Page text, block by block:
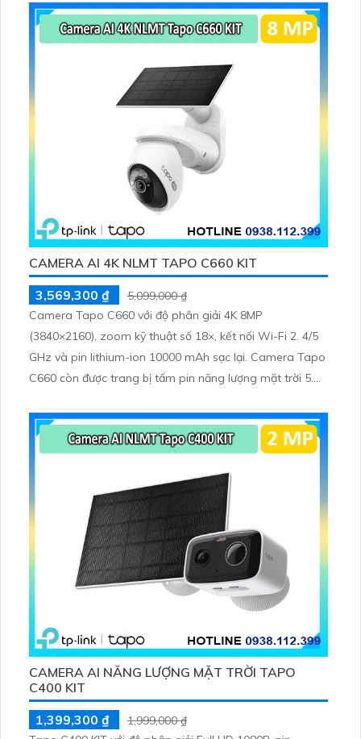
CAMERA AI 4K NLMT TAPO C660 KIT
3,569,300 ₫
5,099,000 ₫
Camera Tapo C660 với độ phân giải 4K 8MP
(3840×2160), zoom kỹ thuật số 18×, kết nối Wi-Fi 2. 4/5
GHz và pin lithium-ion 10000 mAh sạc lại. Camera Tapo
C660 còn được trang bị tấm pin năng lượng mặt trời 5.
tiện, lưu trữ thẻ microSD tối đa 512 GB
CAMERA AI NĂNG LƯỢNG MẶT TRỜI TAPO
C400 KIT
1,399,300 ₫
1,999,000 ₫